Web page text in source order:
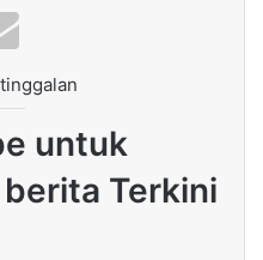
untuk
Terkini